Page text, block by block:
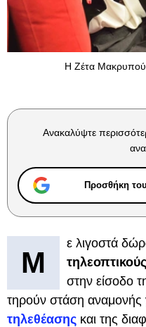
H Zέτα
Ανακαλύψτε
Προσθήκη
Μ
ε λιγοστά
τηλεοπτικούς
στην είσοδο
τηρούν στάση αναμονής
τηλεθέασης και της